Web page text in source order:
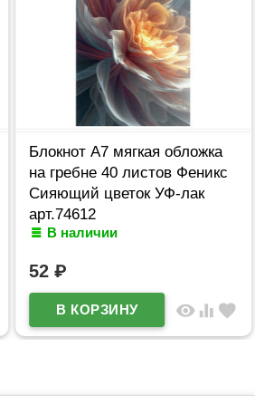
Блокнот А7 мягкая обложка
на гребне 40 листов Феникс
Сияющий цветок УФ-лак
арт.74612
В наличии
52₽
visibility equalizer favorite